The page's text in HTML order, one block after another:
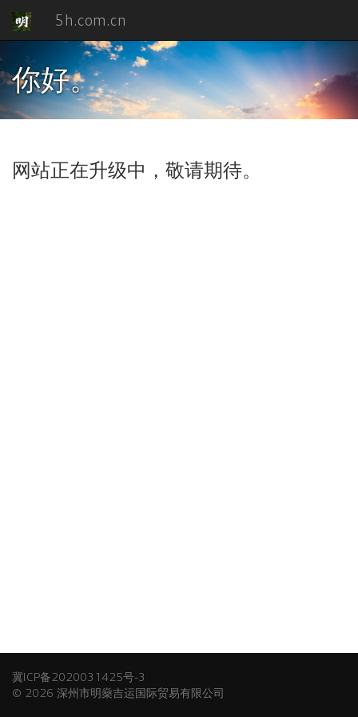
5h.com.cn
你好。
网站正在升级中，敬请期待。
冀ICP备2020031425号-3
© 2026 深州市明燊吉运国际贸易有限公司